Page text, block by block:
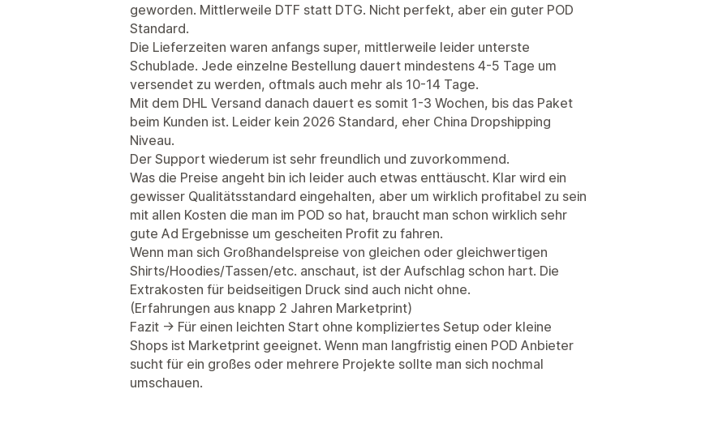
geworden. Mittlerweile DTF statt DTG. Nicht perfekt, aber ein guter POD
Standard.
Die Lieferzeiten waren anfangs super, mittlerweile leider unterste
Schublade. Jede einzelne Bestellung dauert mindestens 4-5 Tage um
versendet zu werden, oftmals auch mehr als 10-14 Tage.
Mit dem DHL Versand danach dauert es somit 1-3 Wochen, bis das Paket
beim Kunden ist. Leider kein 2026 Standard, eher China Dropshipping
Niveau.
Der Support wiederum ist sehr freundlich und zuvorkommend.
Was die Preise angeht bin ich leider auch etwas enttäuscht. Klar wird ein
gewisser Qualitätsstandard eingehalten, aber um wirklich profitabel zu sein
mit allen Kosten die man im POD so hat, braucht man schon wirklich sehr
gute Ad Ergebnisse um gescheiten Profit zu fahren.
Wenn man sich Großhandelspreise von gleichen oder gleichwertigen
Shirts/Hoodies/Tassen/etc. anschaut, ist der Aufschlag schon hart. Die
Extrakosten für beidseitigen Druck sind auch nicht ohne.
(Erfahrungen aus knapp 2 Jahren Marketprint)
Fazit -> Für einen leichten Start ohne kompliziertes Setup oder kleine
Shops ist Marketprint geeignet. Wenn man langfristig einen POD Anbieter
sucht für ein großes oder mehrere Projekte sollte man sich nochmal
umschauen.